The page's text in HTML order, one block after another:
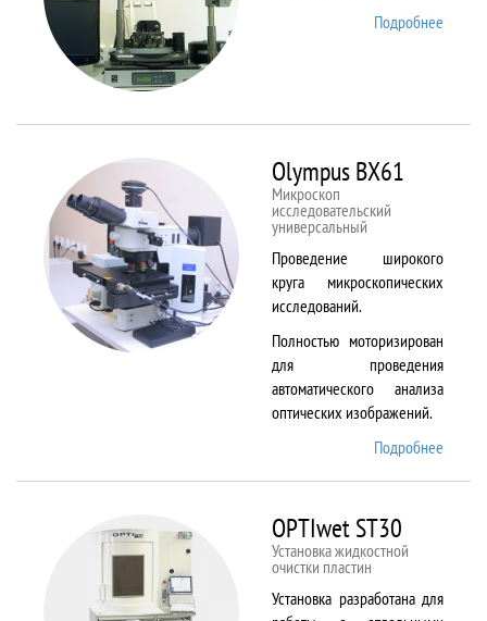
Подробнее
Olympus BX61
Микроскоп
исследовательский
универсальный
Проведение широкого
круга микроскопических
исследований.
Полностью моторизирован
для проведения
автоматического анализа
оптических изображений.
Подробнее
OPTIwet ST30
Установка жидкостной
очистки пластин
Установка разработана для